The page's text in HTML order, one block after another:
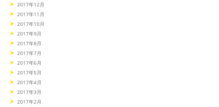
2017年12月
2017年11月
2017年10月
2017年9月
2017年8月
2017年7月
2017年6月
2017年5月
2017年4月
2017年3月
2017年2月